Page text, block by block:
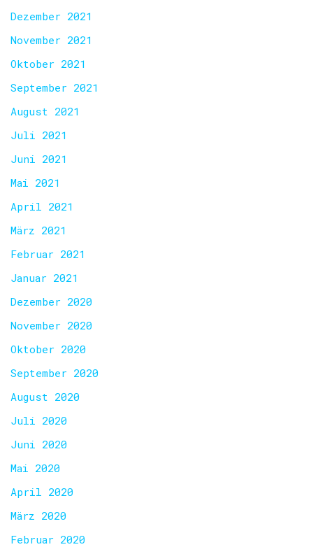
Dezember 2021
November 2021
Oktober 2021
September 2021
August 2021
Juli 2021
Juni 2021
Mai 2021
April 2021
März 2021
Februar 2021
Januar 2021
Dezember 2020
November 2020
Oktober 2020
September 2020
August 2020
Juli 2020
Juni 2020
Mai 2020
April 2020
März 2020
Februar 2020